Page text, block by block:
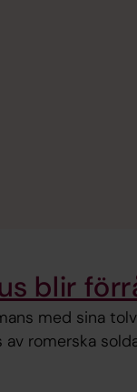
blir
med sina tolv
romerska